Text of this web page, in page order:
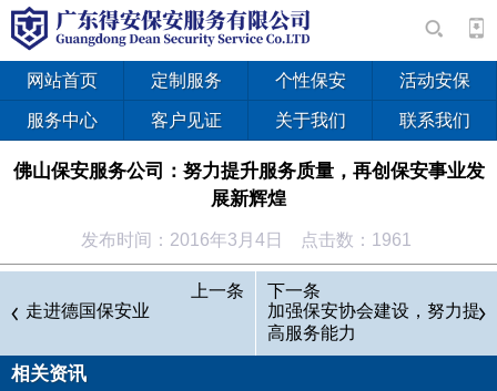
网站首页 定制服务 个性保安 活动安保
服务中心 客户见证 关于我们 联系我们
佛山保安服务公司：努力提升服务质量，再创保安事业发
展新辉煌
发布时间：2016年3月4日 点击数：1961
自2000年12月成立以来，始终遵循“安全、防
范为主、优质服务、信誉至上”的宗旨，以“协警维稳，力保平
安”为目标，以“狠抓队伍建设，提升企业形象，强化业务管理，
打造保安品牌’为工作思路，坚持为客户服务、为社会服务、为
上一条
走进德国保安业
下一条
加强保安协会建设，努力提
高服务能力
相关资讯